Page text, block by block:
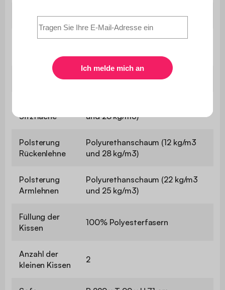
Gewicht 52 kg
Grammatur
Eukalyptusholz und Sperrholz
Sitzfläche
und 28 kg/m3)
Polsterung
Rückenlehne
Polyurethanschaum (12 kg/m3
und 28 kg/m3)
Polsterung
Armlehnen
Polyurethanschaum (22 kg/m3
und 25 kg/m3)
Füllung der
Kissen
100% Polyesterfasern
Anzahl der
kleinen Kissen
2